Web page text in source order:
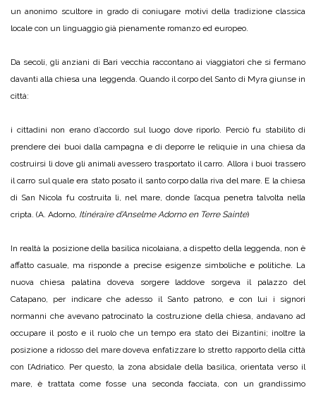
un anonimo scultore in grado di coniugare motivi della tradizione classica
locale con un linguaggio già pienamente romanzo ed europeo.
Da secoli, gli anziani di Bari vecchia raccontano ai viaggiatori che si fermano
davanti alla chiesa una leggenda. Quando il corpo del Santo di Myra giunse in
città:
i cittadini non erano d’accordo sul luogo dove riporlo. Perciò fu stabilito di
prendere dei buoi dalla campagna e di deporre le reliquie in una chiesa da
costruirsi lì dove gli animali avessero trasportato il carro. Allora i buoi trassero
il carro sul quale era stato posato il santo corpo dalla riva del mare. E la chiesa
di San Nicola fu costruita lì, nel mare, donde l’acqua penetra talvolta nella
cripta. (A. Adorno, Itinéraire d’Anselme Adorno en Terre Sainte)
In realtà la posizione della basilica nicolaiana, a dispetto della leggenda, non è
affatto casuale, ma risponde a precise esigenze simboliche e politiche. La
nuova chiesa palatina doveva sorgere laddove sorgeva il palazzo del
Catapano, per indicare che adesso il Santo patrono, e con lui i signori
normanni che avevano patrocinato la costruzione della chiesa, andavano ad
occupare il posto e il ruolo che un tempo era stato dei Bizantini; inoltre la
posizione a ridosso del mare doveva enfatizzare lo stretto rapporto della città
con l’Adriatico. Per questo, la zona absidale della basilica, orientata verso il
mare, è trattata come fosse una seconda facciata, con un grandissimo